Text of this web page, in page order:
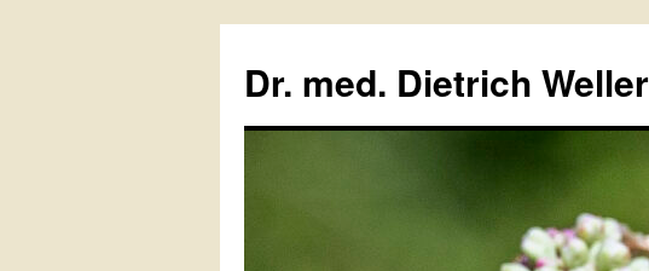
springen
Dr. med. Dietrich Weller